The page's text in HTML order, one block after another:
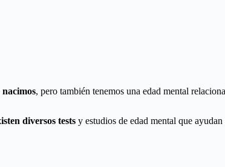
nacimos, pero también tenemos una edad mental
diversos tests y estudios de edad mental que